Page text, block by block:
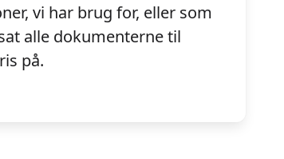
vi har brug for, eller som
alle dokumenterne til
på.